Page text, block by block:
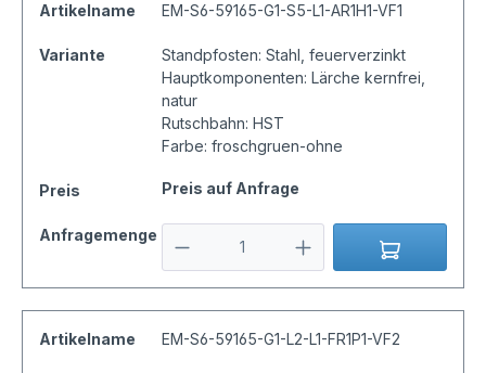
Artikelname EM-S6-59165-G1-S5-L1-AR1H1-VF1
Variante
Standpfosten: Stahl, feuerverzinkt
Hauptkomponenten: Lärche kernfrei,
natur
Rutschbahn: HST
Farbe: froschgruen-ohne
Preis Preis auf Anfrage
Anfragemenge
Artikelname EM-S6-59165-G1-L2-L1-FR1P1-VF2